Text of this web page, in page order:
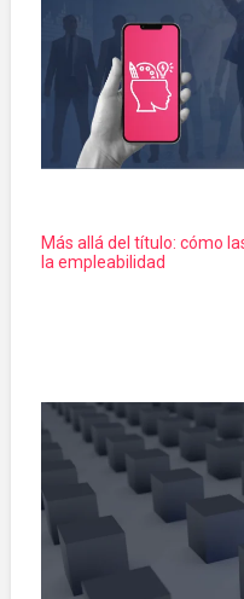
Más allá del título: cómo
la empleabilidad